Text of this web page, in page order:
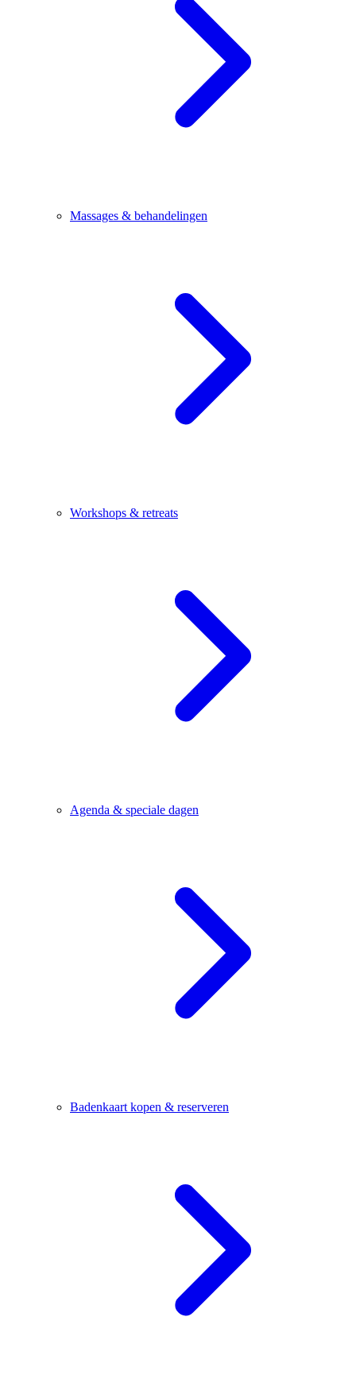
Massages & behandelingen
Workshops & retreats
Agenda & speciale dagen
Badenkaart kopen & reserveren